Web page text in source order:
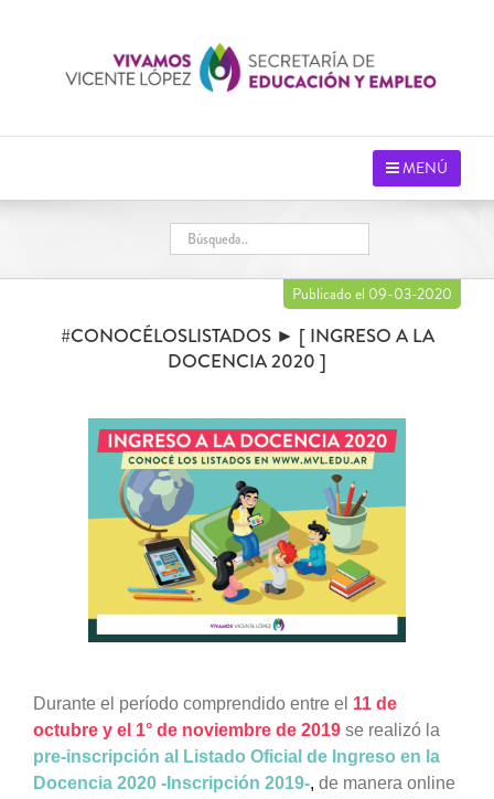
MENÚ
Publicado el 09-03-2020
#CONOCÉLOSLISTADOS ► [ INGRESO A LA
DOCENCIA 2020 ]
Durante el período comprendido entre el 11 de
octubre y el 1° de noviembre de 2019 se realizó la
pre-inscripción al Listado Oficial de Ingreso en la
Docencia 2020 -Inscripción 2019-, de manera online